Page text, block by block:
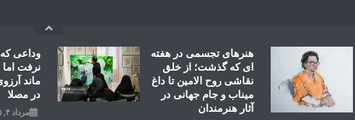
وداعی
نرفت
ماند
در مصلا
مرداد ۴, ۱۴۰۵
هنرهای تجسمی در هفته
ای که گذشت؛ از خلق
نقاشی روح الامین تا داغ
میناب و جام جهانی در
آثار هنرمندان